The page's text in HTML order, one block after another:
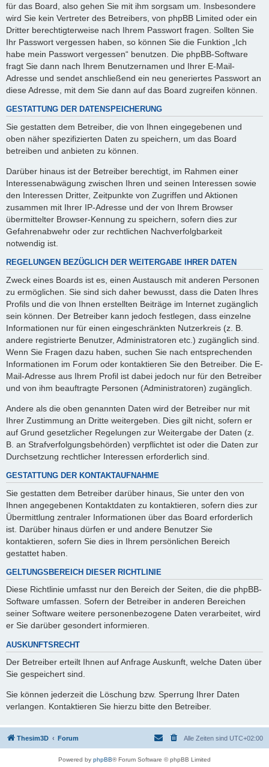
für das Board, also gehen Sie mit ihm sorgsam um. Insbesondere
wird Sie kein Vertreter des Betreibers, von phpBB Limited oder ein
Dritter berechtigterweise nach Ihrem Passwort fragen. Sollten Sie
Ihr Passwort vergessen haben, so können Sie die Funktion „Ich
habe mein Passwort vergessen“ benutzen. Die phpBB-Software
fragt Sie dann nach Ihrem Benutzernamen und Ihrer E-Mail-
Adresse und sendet anschließend ein neu generiertes Passwort an
diese Adresse, mit dem Sie dann auf das Board zugreifen können.
GESTATTUNG DER DATENSPEICHERUNG
Sie gestatten dem Betreiber, die von Ihnen eingegebenen und
oben näher spezifizierten Daten zu speichern, um das Board
betreiben und anbieten zu können.
Darüber hinaus ist der Betreiber berechtigt, im Rahmen einer
Interessenabwägung zwischen Ihren und seinen Interessen sowie
den Interessen Dritter, Zeitpunkte von Zugriffen und Aktionen
zusammen mit Ihrer IP-Adresse und der von Ihrem Browser
übermittelter Browser-Kennung zu speichern, sofern dies zur
Gefahrenabwehr oder zur rechtlichen Nachverfolgbarkeit
notwendig ist.
REGELUNGEN BEZÜGLICH DER WEITERGABE IHRER DATEN
Zweck eines Boards ist es, einen Austausch mit anderen Personen
zu ermöglichen. Sie sind sich daher bewusst, dass die Daten Ihres
Profils und die von Ihnen erstellten Beiträge im Internet zugänglich
sein können. Der Betreiber kann jedoch festlegen, dass einzelne
Informationen nur für einen eingeschränkten Nutzerkreis (z. B.
andere registrierte Benutzer, Administratoren etc.) zugänglich sind.
Wenn Sie Fragen dazu haben, suchen Sie nach entsprechenden
Informationen im Forum oder kontaktieren Sie den Betreiber. Die E-
Mail-Adresse aus Ihrem Profil ist dabei jedoch nur für den Betreiber
und von ihm beauftragte Personen (Administratoren) zugänglich.
Andere als die oben genannten Daten wird der Betreiber nur mit
Ihrer Zustimmung an Dritte weitergeben. Dies gilt nicht, sofern er
auf Grund gesetzlicher Regelungen zur Weitergabe der Daten (z.
B. an Strafverfolgungsbehörden) verpflichtet ist oder die Daten zur
Durchsetzung rechtlicher Interessen erforderlich sind.
GESTATTUNG DER KONTAKTAUFNAHME
Sie gestatten dem Betreiber darüber hinaus, Sie unter den von
Ihnen angegebenen Kontaktdaten zu kontaktieren, sofern dies zur
Übermittlung zentraler Informationen über das Board erforderlich
ist. Darüber hinaus dürfen er und andere Benutzer Sie
kontaktieren, sofern Sie dies in Ihrem persönlichen Bereich
gestattet haben.
GELTUNGSBEREICH DIESER RICHTLINIE
Diese Richtlinie umfasst nur den Bereich der Seiten, die die phpBB-
Software umfassen. Sofern der Betreiber in anderen Bereichen
seiner Software weitere personenbezogene Daten verarbeitet, wird
er Sie darüber gesondert informieren.
AUSKUNFTSRECHT
Der Betreiber erteilt Ihnen auf Anfrage Auskunft, welche Daten über
Sie gespeichert sind.
Sie können jederzeit die Löschung bzw. Sperrung Ihrer Daten
verlangen. Kontaktieren Sie hierzu bitte den Betreiber.
Thesim3D Forum Alle Zeiten sind UTC+02:00
Powered by phpBB® Forum Software © phpBB Limited